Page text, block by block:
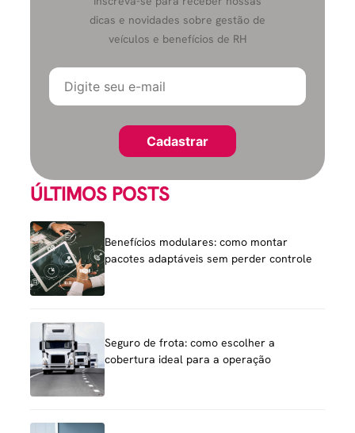
dicas e novidades sobre gestão de
veículos e benefícios de RH
ÚLTIMOS POSTS
Benefícios modulares: como montar
pacotes adaptáveis sem perder controle
Seguro de frota: como escolher a
cobertura ideal para a operação